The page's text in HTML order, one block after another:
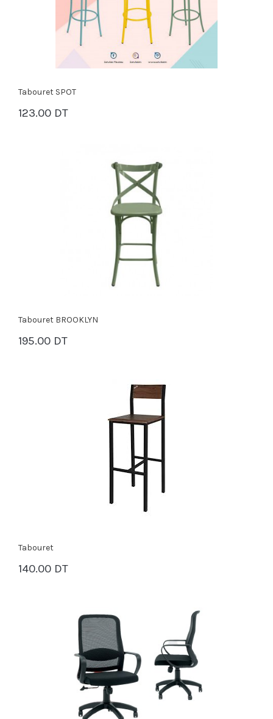
Tabouret SPOT
123.00 DT
PANIER
Tabouret BROOKLYN
195.00 DT
PANIER
Tabouret
140.00 DT
PANIER